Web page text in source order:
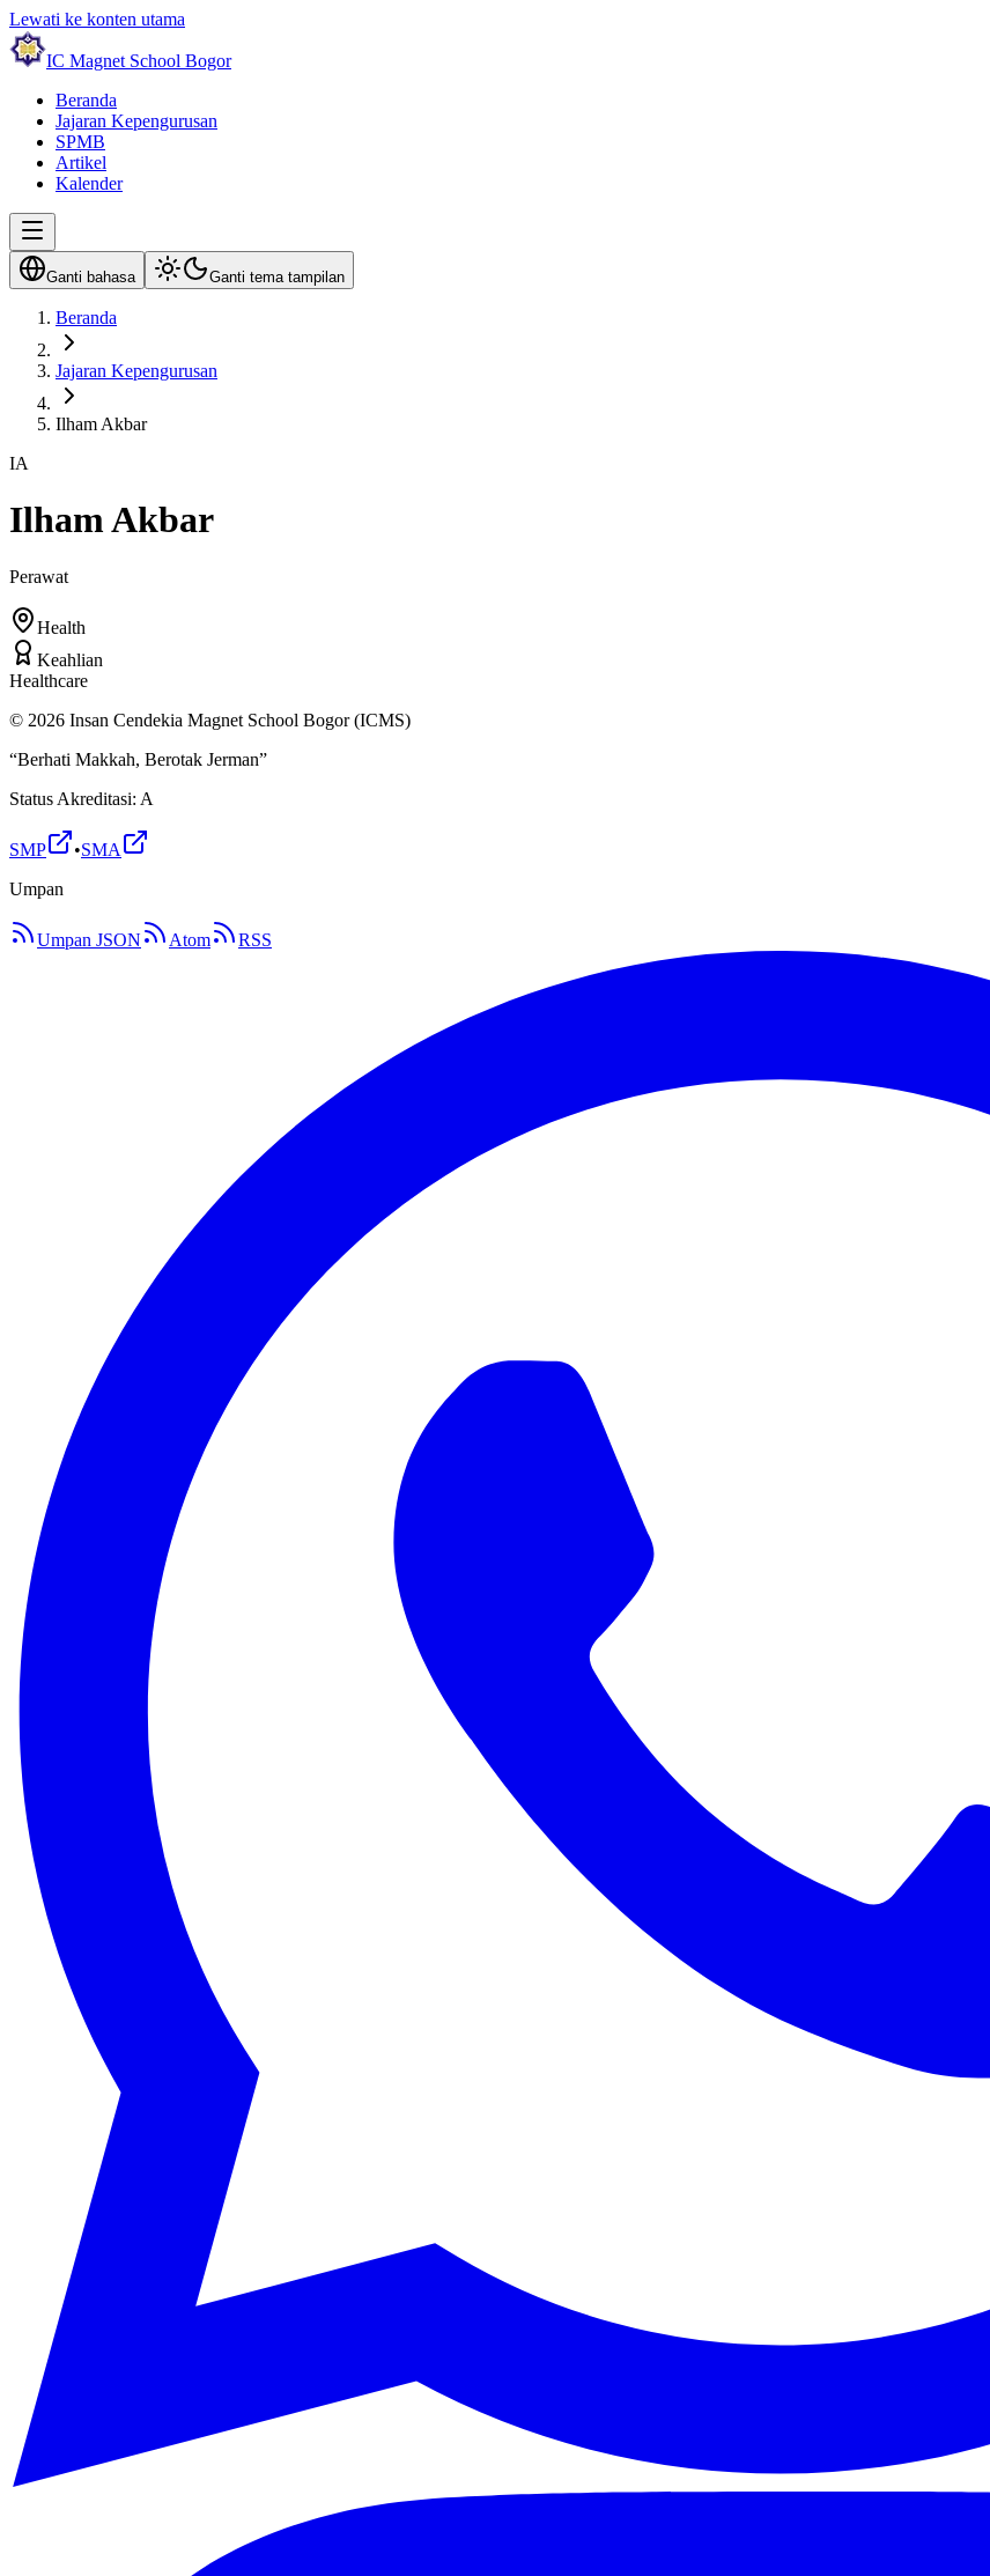
Lewati ke konten utama
IC Magnet School Bogor
Beranda
Jajaran Kepengurusan
SPMB
Artikel
Kalender
Ganti bahasa Ganti tema tampilan
Beranda
Jajaran Kepengurusan
Ilham Akbar
IA
Ilham Akbar
Perawat
Health
Keahlian
Healthcare
© 2026 Insan Cendekia Magnet School Bogor (ICMS)
“Berhati Makkah, Berotak Jerman”
Status Akreditasi: A
SMP •SMA
Umpan
Umpan JSON Atom RSS